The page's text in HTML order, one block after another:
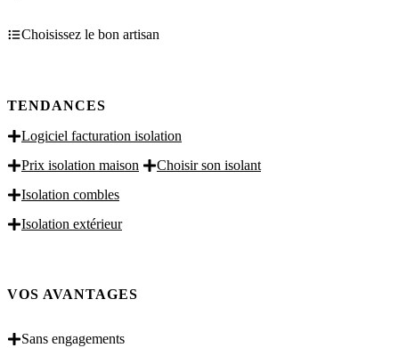
Choisissez le bon artisan
TENDANCES
Logiciel facturation isolation
Prix isolation maison
Choisir son isolant
Isolation combles
Isolation extérieur
VOS AVANTAGES
Sans engagements